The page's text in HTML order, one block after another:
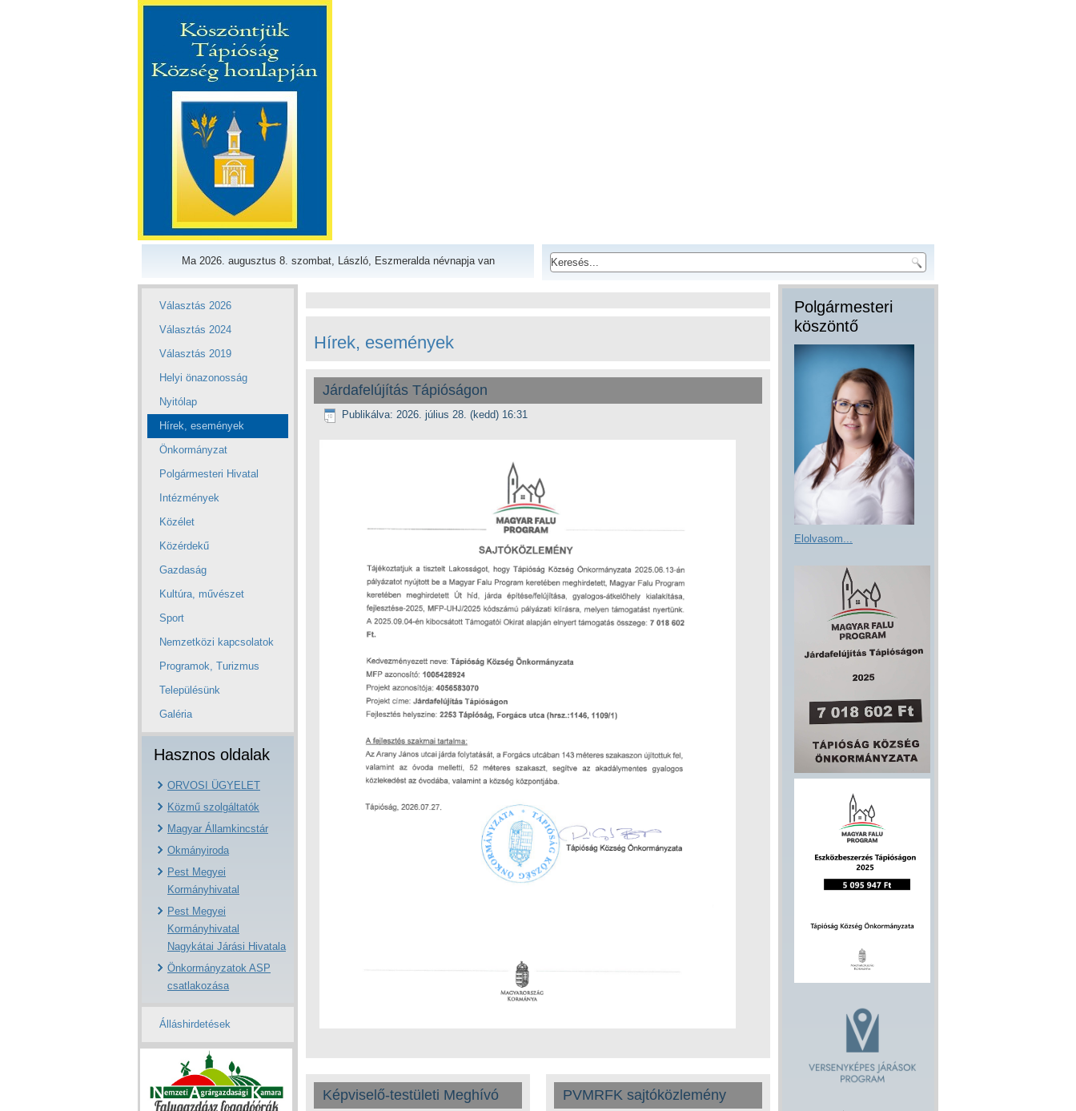
Ma 2026. augusztus 8. szombat, László, Eszmeralda névnapja van
Választás 2026
Választás 2024
Választás 2019
Helyi önazonosság
Nyitólap
Hírek, események
Önkormányzat
Polgármesteri Hivatal
Intézmények
Közélet
Közérdekű
Gazdaság
Kultúra, művészet
Sport
Nemzetközi kapcsolatok
Programok, Turizmus
Településünk
Galéria
Hasznos oldalak
ORVOSI ÜGYELET
Közmű szolgáltatók
Magyar Államkincstár
Okmányiroda
Pest Megyei
Kormányhivatal
Pest Megyei
Kormányhivatal
Nagykátai Járási Hivatala
Önkormányzatok ASP
csatlakozása
Álláshirdetések
Hírek, események
Járdafelújítás Tápióságon
Publikálva: 2026. július 28. (kedd) 16:31
Képviselő-testületi Meghívó PVMRFK sajtóközlemény
Polgármesteri
köszöntő
Elolvasom...